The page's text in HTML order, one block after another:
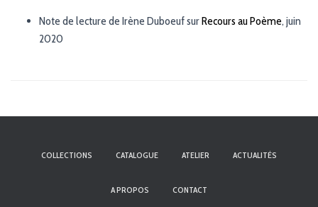
Note de lecture de Irène Duboeuf surRecours au Poème, juin
2020
COLLECTIONS CATALOGUE ATELIER ACTUALITÉS
A PROPOS CONTACT